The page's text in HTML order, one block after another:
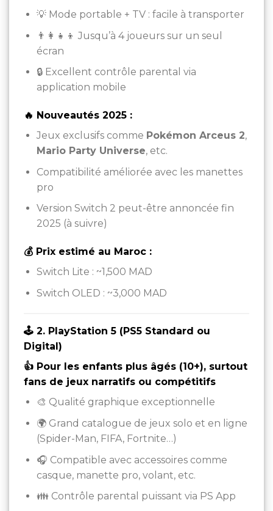
💡 Mode portable + TV : facile à transporter
👨‍👩‍👧‍👦 Jusqu’à 4 joueurs sur un seul
écran
🔒 Excellent contrôle parental via
application mobile
🔥 Nouveautés 2025 :
Jeux exclusifs comme Pokémon Arceus 2,
Mario Party Universe, etc.
Compatibilité améliorée avec les manettes
pro
Version Switch 2 peut-être annoncée fin
2025 (à suivre)
💰 Prix estimé au Maroc :
Switch Lite : ~1,500 MAD
Switch OLED : ~3,000 MAD
🕹️ 2. PlayStation 5 (PS5 Standard ou
Digital)
👍 Pour les enfants plus âgés (10+), surtout
fans de jeux narratifs ou compétitifs
🎨 Qualité graphique exceptionnelle
🌍 Grand catalogue de jeux solo et en ligne
(Spider-Man, FIFA, Fortnite…)
🎧 Compatible avec accessoires comme
casque, manette pro, volant, etc.
👪 Contrôle parental puissant via PS App